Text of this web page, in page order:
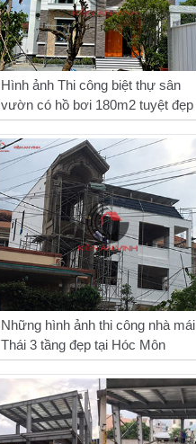
Hình ảnh Thi công biệt thự sân
vườn có hồ bơi 180m2 tuyệt đẹp
Những hình ảnh thi công nhà mái
Thái 3 tầng đẹp tại Hóc Môn